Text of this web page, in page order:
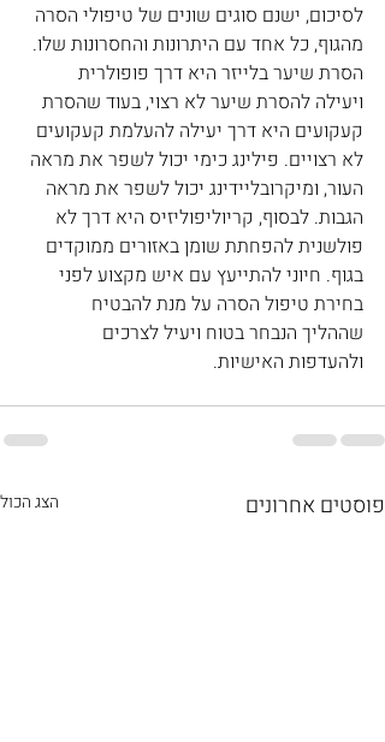
לסיכום, ישנם סוגים שונים של טיפולי הסרה
מהגוף, כל אחד עם היתרונות והחסרונות שלו.
הסרת שיער בלייזר היא דרך פופולרית
ויעילה להסרת שיער לא רצוי, בעוד שהסרת
קעקועים היא דרך יעילה להעלמת קעקועים
לא רצויים. פילינג כימי יכול לשפר את מראה
העור, ומיקרובליידינג יכול לשפר את מראה
הגבות. לבסוף, קריוליפוליזיס היא דרך לא
פולשנית להפחתת שומן באזורים ממוקדים
בגוף. חיוני להתייעץ עם איש מקצוע לפני
בחירת טיפול הסרה על מנת להבטיח
שההליך הנבחר בטוח ויעיל לצרכים
ולהעדפות האישיות.
פוסטים אחרונים הצג הכול